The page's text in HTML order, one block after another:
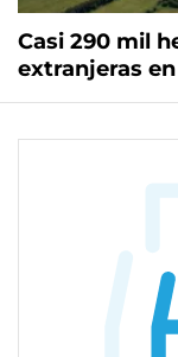
Casi 290 mil
extranjeras